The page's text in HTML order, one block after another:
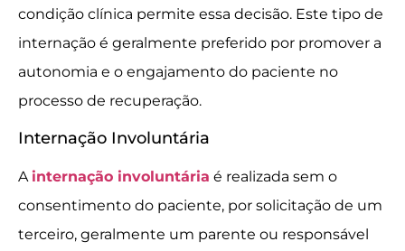
condição clínica permite essa decisão. Este tipo de
internação é geralmente preferido por promover a
autonomia e o engajamento do paciente no
processo de recuperação.
Internação Involuntária
A internação involuntária é realizada sem o
consentimento do paciente, por solicitação de um
terceiro, geralmente um parente ou responsável